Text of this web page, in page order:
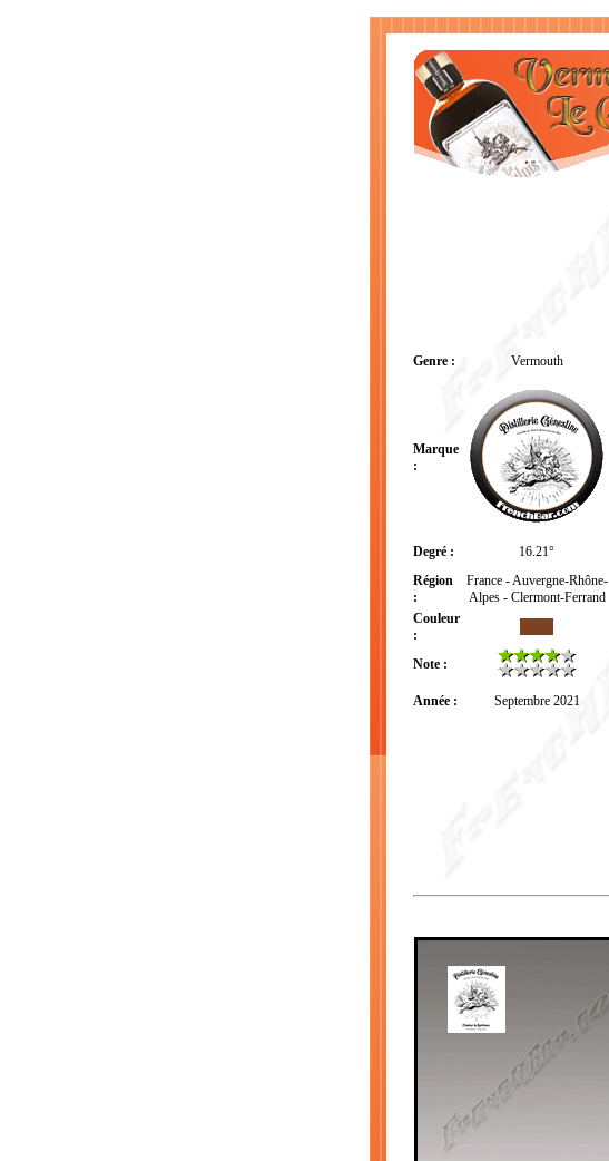
Genre : Vermouth
Marque
:
Degré :
16.21°
Région
:
France - Auvergne-Rhône-
Alpes - Clermont-Ferrand
Couleur
:
Note :
Année : Septembre 2021